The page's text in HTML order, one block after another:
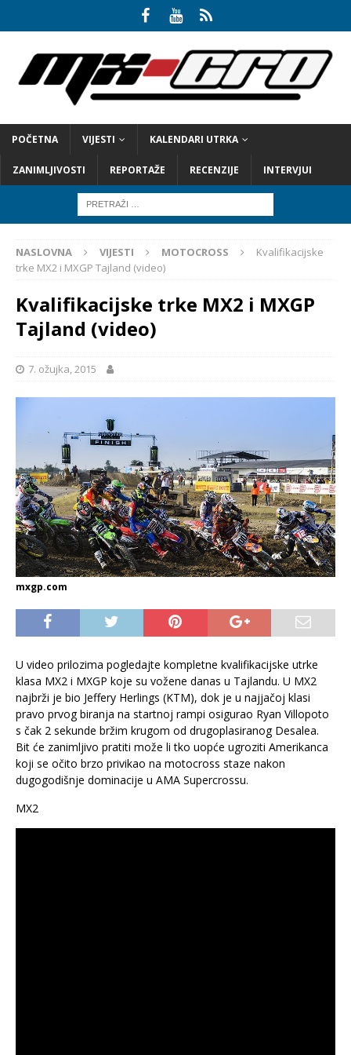
POČETNA VIJESTI KALENDARI UTRKA
ZANIMLJIVOSTI REPORTAŽE RECENZIJE INTERVJUI
NASLOVNA VIJESTI MOTOCROSS
Kvalifikacijske
trke MX2 i MXGP Tajland (video)
Kvalifikacijske trke MX2 i MXGP
Tajland (video)
7. ožujka, 2015
mxgp.com
U video prilozima pogledajte kompletne kvalifikacijske utrke
klasa MX2 i MXGP koje su vožene danas u Tajlandu. U MX2
najbrži je bio Jeffery Herlings (KTM), dok je u najjačoj klasi
pravo prvog biranja na startnoj rampi osigurao Ryan Villopoto
s čak 2 sekunde bržim krugom od drugoplasiranog Desalea.
Bit će zanimljivo pratiti može li tko uopće ugroziti Amerikanca
koji se očito brzo privikao na motocross staze nakon
dugogodišnje dominacije u AMA Supercrossu.
MX2